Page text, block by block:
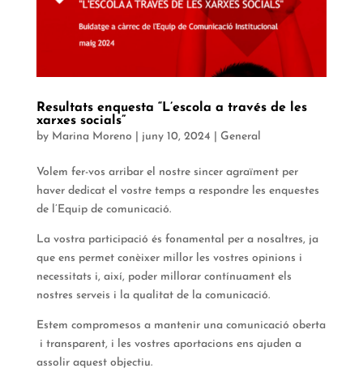
Resultats enquesta “L’escola a través de les
xarxes socials”
by Marina Moreno juny 10, 2024 General
Volem fer-vos arribar el nostre sincer agraïment per
haver dedicat el vostre temps a respondre les enquestes
de l’Equip de comunicació.
La vostra participació és fonamental per a nosaltres, ja
que ens permet conèixer millor les vostres opinions i
necessitats i, així, poder millorar contínuament els
nostres serveis i la qualitat de la comunicació.
Estem compromesos a mantenir una comunicació oberta
i transparent, i les vostres aportacions ens ajuden a
assolir aquest objectiu.